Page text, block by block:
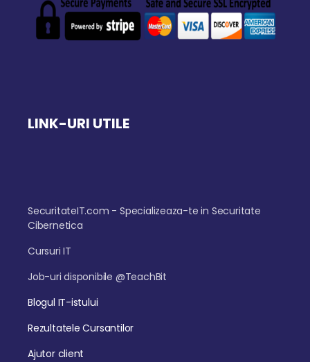
LINK-URI UTILE
SecuritateIT.com - Specializeaza-te in Securitate
Cibernetica
Cursuri IT
Job-uri disponibile @TeachBit
Blogul IT-istului
Rezultatele Cursantilor
Ajutor client